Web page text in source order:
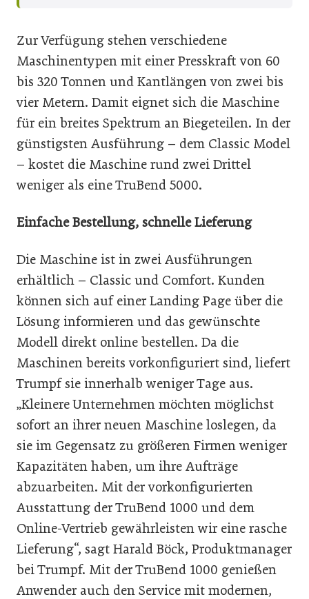
Zur Verfügung stehen verschiedene
Maschinentypen mit einer Presskraft von 60
bis 320 Tonnen und Kantlängen von zwei bis
vier Metern. Damit eignet sich die Maschine
für ein breites Spektrum an Biegeteilen. In der
günstigsten Ausführung – dem Classic Model
– kostet die Maschine rund zwei Drittel
weniger als eine TruBend 5000.
Einfache Bestellung, schnelle Lieferung
Die Maschine ist in zwei Ausführungen
erhältlich – Classic und Comfort. Kunden
können sich auf einer Landing Page über die
Lösung informieren und das gewünschte
Modell direkt online bestellen. Da die
Maschinen bereits vorkonfiguriert sind, liefert
Trumpf sie innerhalb weniger Tage aus.
„Kleinere Unternehmen möchten möglichst
sofort an ihrer neuen Maschine loslegen, da
sie im Gegensatz zu größeren Firmen weniger
Kapazitäten haben, um ihre Aufträge
abzuarbeiten. Mit der vorkonfigurierten
Ausstattung der TruBend 1000 und dem
Online-Vertrieb gewährleisten wir eine rasche
Lieferung“, sagt Harald Böck, Produktmanager
bei Trumpf. Mit der TruBend 1000 genießen
Anwender auch den Service mit modernen,